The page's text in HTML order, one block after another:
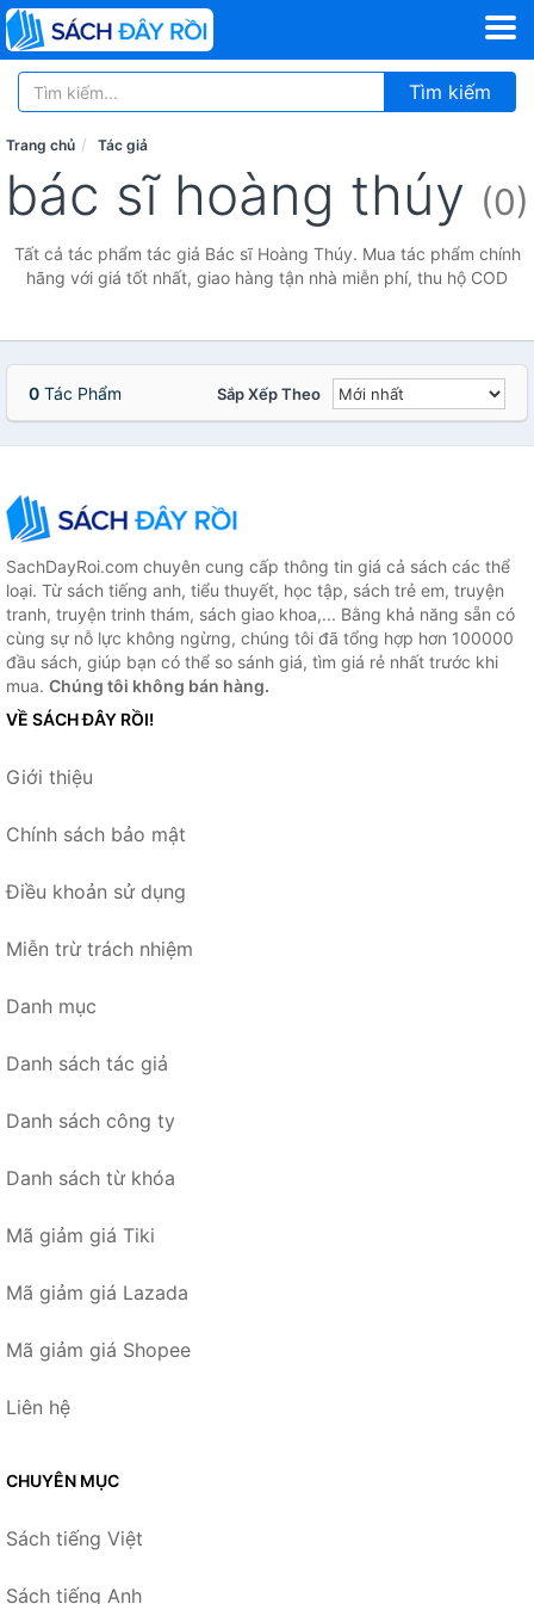
Tìm kiếm
Trang chủ Tác giả
bác sĩ hoàng thúy (0)
Tất cả tác phẩm tác giả Bác sĩ Hoàng Thúy. Mua tác phẩm chính
hãng với giá tốt nhất, giao hàng tận nhà miễn phí, thu hộ COD
0 Tác Phẩm Sắp Xếp Theo
SachDayRoi.com chuyên cung cấp thông tin giá cả sách các thể
loại. Từ sách tiếng anh, tiểu thuyết, học tập, sách trẻ em, truyện
tranh, truyện trinh thám, sách giao khoa,... Bằng khả năng sẵn có
cùng sự nỗ lực không ngừng, chúng tôi đã tổng hợp hơn 100000
đầu sách, giúp bạn có thể so sánh giá, tìm giá rẻ nhất trước khi
mua. Chúng tôi không bán hàng.
VỀ SÁCH ĐÂY RỒI!
Giới thiệu
Chính sách bảo mật
Điều khoản sử dụng
Miễn trừ trách nhiệm
Danh mục
Danh sách tác giả
Danh sách công ty
Danh sách từ khóa
Mã giảm giá Tiki
Mã giảm giá Lazada
Mã giảm giá Shopee
Liên hệ
CHUYÊN MỤC
Sách tiếng Việt
Sách tiếng Anh